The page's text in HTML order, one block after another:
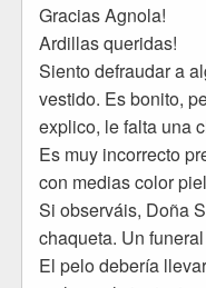
Gracias Agnola!
Ardillas queridas!
Siento defraudar a
vestido. Es bonito,
explico, le falta una
Es muy incorrecto
con medias color
Si observáis, Doña
chaqueta. Un
El pelo debería